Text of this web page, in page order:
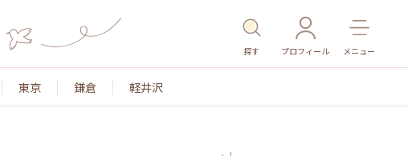
探す プロフィール メニュー
東京 鎌倉 軽井沢